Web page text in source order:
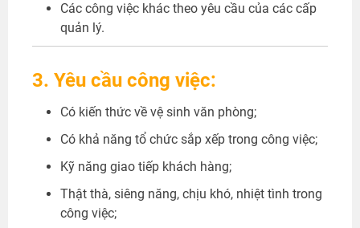
Các công việc khác theo yêu cầu của các cấp
quản lý.
3. Yêu cầu công việc:
Có kiến thức về vệ sinh văn phòng;
Có khả năng tổ chức sắp xếp trong công việc;
Kỹ năng giao tiếp khách hàng;
Thật thà, siêng năng, chịu khó, nhiệt tình trong
công việc;